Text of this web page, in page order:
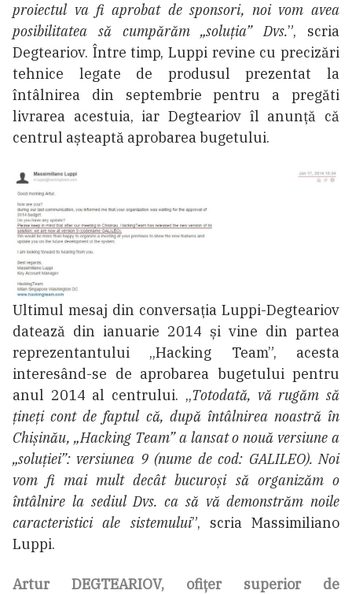
proiectul va fi aprobat de sponsori, noi vom avea
posibilitatea să cumpărăm „soluția” Dvs.”, scria
Degteariov. Între timp, Luppi revine cu precizări
tehnice legate de produsul prezentat la
întâlnirea din septembrie pentru a pregăti
livrarea acestuia, iar Degteariov îl anunță că
centrul așteaptă aprobarea bugetului.
Ultimul mesaj din conversația Luppi-Degteariov
datează din ianuarie 2014 și vine din partea
reprezentantului „Hacking Team”, acesta
interesând-se de aprobarea bugetului pentru
anul 2014 al centrului. „Totodată, vă rugăm să
țineți cont de faptul că, după întâlnirea noastră în
Chișinău, „Hacking Team” a lansat o nouă versiune a
„soluției”: versiunea 9 (nume de cod: GALILEO). Noi
vom fi mai mult decât bucuroși să organizăm o
întâlnire la sediul Dvs. ca să vă demonstrăm noile
caracteristici ale sistemului”, scria Massimiliano
Luppi.
Artur DEGTEARIOV, ofiţer superior de